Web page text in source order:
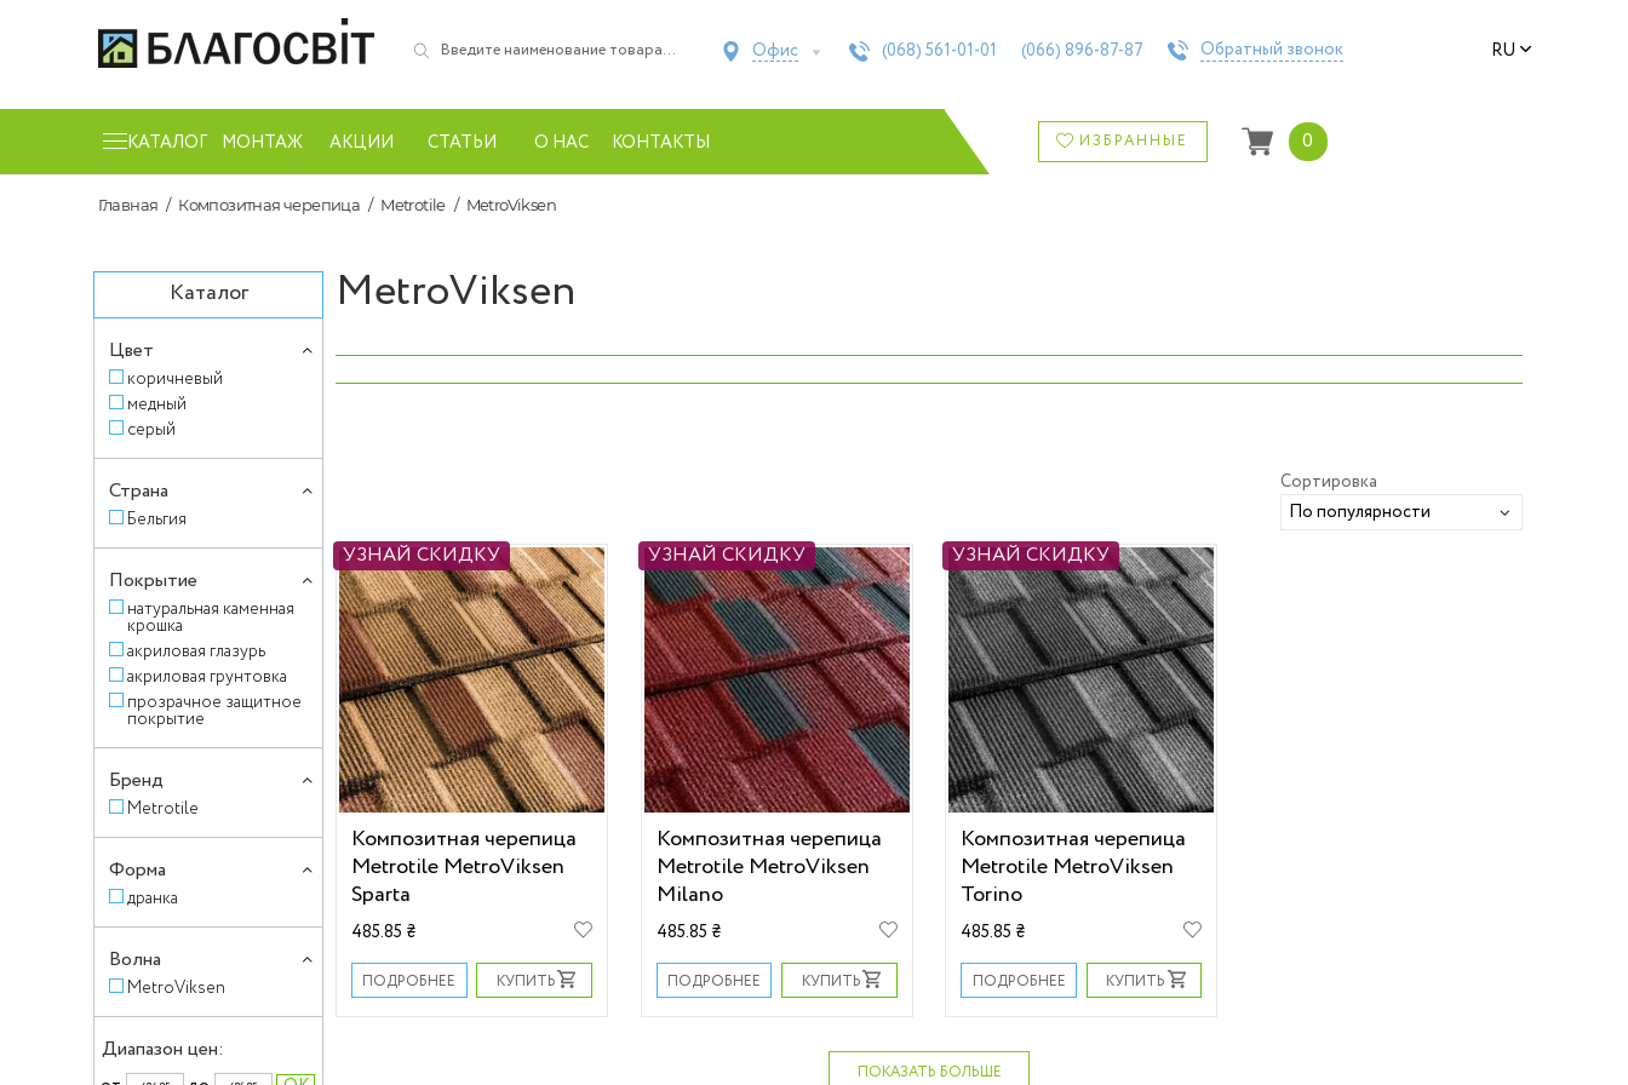
Офис (068) 561-01-01 (066) 896-87-87 Обратный звонок RU
КАТАЛОГ МОНТАЖ АКЦИИ СТАТЬИ О НАС КОНТАКТЫ ИЗБРАННЫЕ 0
Главная Композитная черепица Metrotile MetroViksen
Каталог
Цвет
коричневый
медный
серый
Страна
Бельгия
Покрытие
натуральная каменная
крошка
акриловая глазурь
акриловая грунтовка
прозрачное защитное
покрытие
Бренд
Metrotile
Форма
дранка
Волна
MetroViksen
Диапазон цен:
MetroViksen
‹ ›
Сортировка
УЗНАЙ СКИДКУ
Композитная черепица
Metrotile MetroViksen
Sparta
485.85 ₴
ПОДРОБНЕЕ КУПИТЬ
УЗНАЙ СКИДКУ
Композитная черепица
Metrotile MetroViksen
Milano
485.85 ₴
ПОДРОБНЕЕ КУПИТЬ
УЗНАЙ СКИДКУ
Композитная черепица
Metrotile MetroViksen
Torino
485.85 ₴
ПОДРОБНЕЕ КУПИТЬ
ПОКАЗАТЬ БОЛЬШЕ